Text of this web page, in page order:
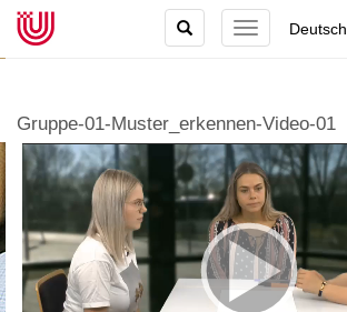
Deutsch
TOGGLE
NAVIGATION
TOGGLE
SEARCH
Gruppe-01-Muster_erkennen-Video-01